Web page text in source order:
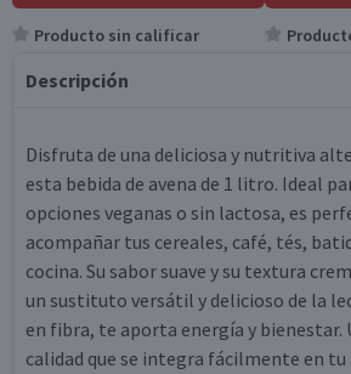
Producto sin calificar
Descripción
Disfruta de una deliciosa y nutritiva
esta bebida de avena de 1 litro. Ideal
opciones veganas o sin lactosa, es
acompañar tus cereales, café, tés,
cocina. Su sabor suave y su textura
un sustituto versátil y delicioso de la
en fibra, te aporta energía y bienestar.
calidad que se integra fácilmente en